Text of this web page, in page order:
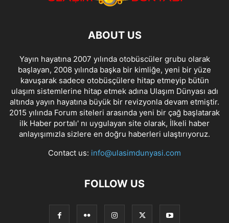
ABOUT US
Yayın hayatına 2007 yılında otobüscüler grubu olarak
başlayan, 2008 yılında başka bir kimliğe, yeni bir yüze
kavuşarak sadece otobüsçülere hitap etmeyip bütün
ulaşım sistemlerine hitap etmek adına Ulaşım Dünyası adı
altında yayın hayatına büyük bir revizyonla devam etmiştir.
2015 yılında Forum siteleri arasında yeni bir çağ başlatarak
ilk Haber portalı' nı uygulayan site olarak, İlkeli haber
anlayışımızla sizlere en doğru haberleri ulaştırıyoruz.
Contact us: info@ulasimdunyasi.com
FOLLOW US